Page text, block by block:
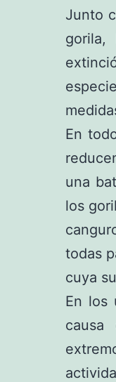
Junto
gorila,
En
una
los
todas
cuya
En los